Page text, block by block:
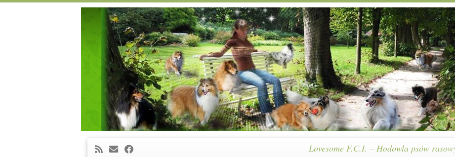
Lovesome F.C.I. – Hodowla psów